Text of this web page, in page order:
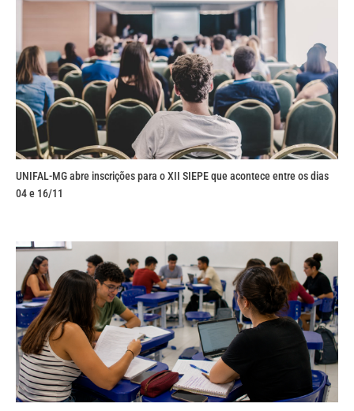
UNIFAL-MG abre inscrições para o XII SIEPE que acontece entre os dias
04 e 16/11